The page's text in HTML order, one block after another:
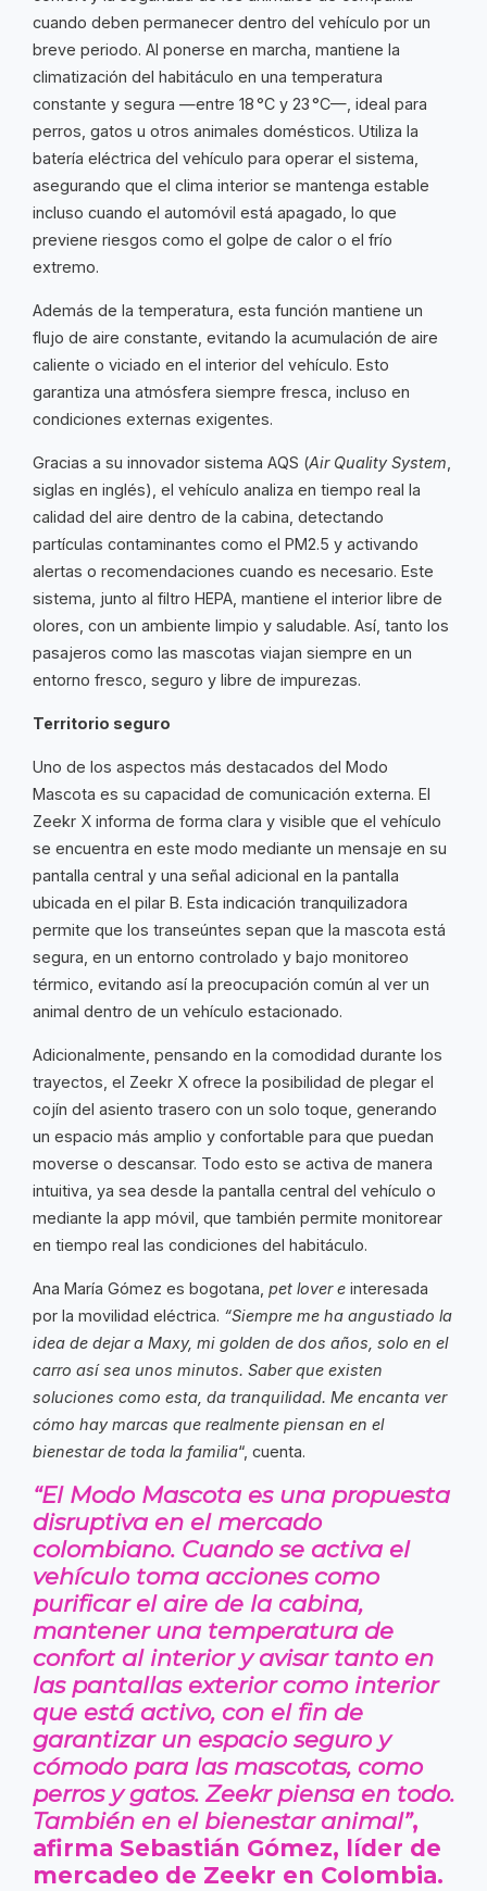
cuando deben permanecer dentro del vehículo por un
breve periodo. Al ponerse en marcha, mantiene la
climatización del habitáculo en una temperatura
constante y segura —entre 18 °C y 23 °C—, ideal para
perros, gatos u otros animales domésticos. Utiliza la
batería eléctrica del vehículo para operar el sistema,
asegurando que el clima interior se mantenga estable
incluso cuando el automóvil está apagado, lo que
previene riesgos como el golpe de calor o el frío
extremo.
Además de la temperatura, esta función mantiene un
flujo de aire constante, evitando la acumulación de aire
caliente o viciado en el interior del vehículo. Esto
garantiza una atmósfera siempre fresca, incluso en
condiciones externas exigentes.
Gracias a su innovador sistema AQS (Air Quality System
siglas en inglés), el vehículo analiza en tiempo real la
calidad del aire dentro de la cabina, detectando
partículas contaminantes como el PM2.5 y activando
alertas o recomendaciones cuando es necesario. Este
sistema, junto al filtro HEPA, mantiene el interior libre de
olores, con un ambiente limpio y saludable. Así, tanto los
pasajeros como las mascotas viajan siempre en un
entorno fresco, seguro y libre de impurezas.
Territorio seguro
Uno de los aspectos más destacados del Modo
Mascota es su capacidad de comunicación externa. El
Zeekr X informa de forma clara y visible que el vehículo
se encuentra en este modo mediante un mensaje en su
pantalla central y una señal adicional en la pantalla
ubicada en el pilar B. Esta indicación tranquilizadora
permite que los transeúntes sepan que la mascota está
segura, en un entorno controlado y bajo monitoreo
térmico, evitando así la preocupación común al ver un
animal dentro de un vehículo estacionado.
Adicionalmente, pensando en la comodidad durante los
trayectos, el Zeekr X ofrece la posibilidad de plegar el
cojín del asiento trasero con un solo toque, generando
un espacio más amplio y confortable para que puedan
moverse o descansar. Todo esto se activa de manera
intuitiva, ya sea desde la pantalla central del vehículo o
mediante la app móvil, que también permite monitorear
en tiempo real las condiciones del habitáculo.
Ana María Gómez es bogotana, pet lover e interesada
por la movilidad eléctrica. “Siempre me ha angustiado la
idea de dejar a Maxy, mi golden de dos años, solo en el
carro así sea unos minutos. Saber que existen
soluciones como esta, da tranquilidad. Me encanta ver
cómo hay marcas que realmente piensan en el
bienestar de toda la familia“, cuenta.
“El Modo Mascota es una propuesta
disruptiva en el mercado
colombiano. Cuando se activa el
vehículo toma acciones como
purificar el aire de la cabina,
mantener una temperatura de
confort al interior y avisar tanto en
las pantallas exterior como interior
que está activo, con el fin de
garantizar un espacio seguro y
cómodo para las mascotas, como
perros y gatos. Zeekr piensa en todo.
También en el bienestar animal”,
afirma Sebastián Gómez, líder de
mercadeo de Zeekr en Colombia.